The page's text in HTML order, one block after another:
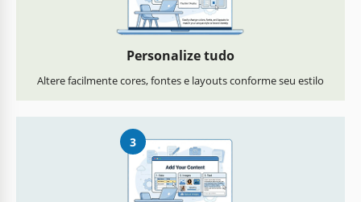
Personalize tudo
Altere facilmente cores, fontes e layouts conforme seu estilo
3